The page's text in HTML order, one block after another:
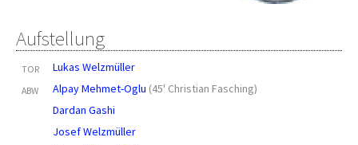
Aufstellung
TOR Lukas Welzmüller
ABW Alpay Mehmet-Oglu (45' Christian Fasching)
Dardan Gashi
Josef Welzmüller